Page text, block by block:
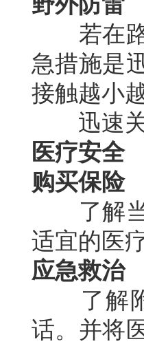
若在路
急措施是
接触越小
迅速关
医疗安全
购买保险
了解当
适宜的医
应急救治
了解附
话。并将